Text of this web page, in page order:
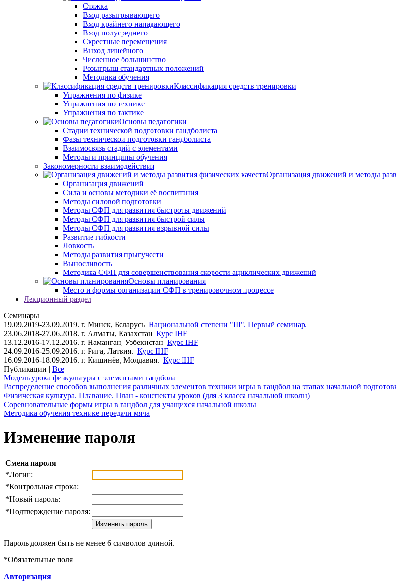
Стяжка
Вход разыгрывающего
Вход крайнего нападающего
Вход полусреднего
Скрестные перемещения
Выход линейного
Численное большинство
Розыгрыш стандартных положений
Методика обучения
Классификация средств тренировки
Упражнения по физике
Упражнения по технике
Упражнения по тактике
Основы педагогики
Стадии технической подготовки гандболиста
Фазы технической подготовки гандболиста
Взаимосвязь стадий с элементами
Методы и принципы обучения
Закономерности взаимодействия
Организация движений и методы
Организация движений
Сила и основы методики её воспитания
Методы силовой подготовки
Методы СФП для развития быстроты движений
Методы СФП для развития быстрой силы
Методы СФП для развития взрывной силы
Развитие гибкости
Ловкость
Методы развития прыгучести
Выносливость
Методика СФП для совершенствования скорости ациклических движений
Основы планирования
Место и формы организации СФП в тренировочном процессе
Лекционный раздел
Семинары
19.09.2019-23.09.2019. г. Минск, Беларусь Национальной степени "III". Первый семинар.
23.06.2018-27.06.2018. г. Алматы, Казахстан Курс IHF
13.12.2016-17.12.2016. г. Наманган, Узбекистан Курс IHF
24.09.2016-25.09.2016. г. Рига, Латвия. Курс IHF
16.09.2016-18.09.2016. г. Кишинёв, Молдавия. Курс IHF
Публикации | Все
Модель урока физкультуры с элементами гандбола
Распределение способов выполнения различных элементов техники игры в гандбол на этапах начальной
Физическая культура. Плавание. План - конспекты уроков (для 3 класса начальной школы)
Соревновательные формы игры в гандбол для учащихся начальной школы
Методика обучения технике передачи мяча
Изменение пароля
Смена пароля
*Логин:
*Контрольная строка:
*Новый пароль:
*Подтверждение пароля:
Пароль должен быть не менее 6 символов длиной.
*Обязательные поля
Авторизация